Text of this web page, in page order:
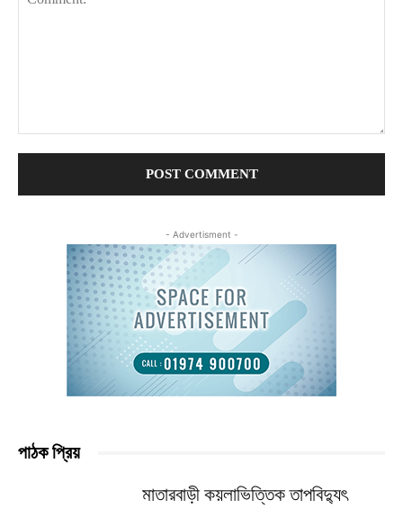
- Advertisment -
পাঠক প্রিয়
মাতারবাড়ী কয়লাভিত্তিক তাপবিদ্যুৎ